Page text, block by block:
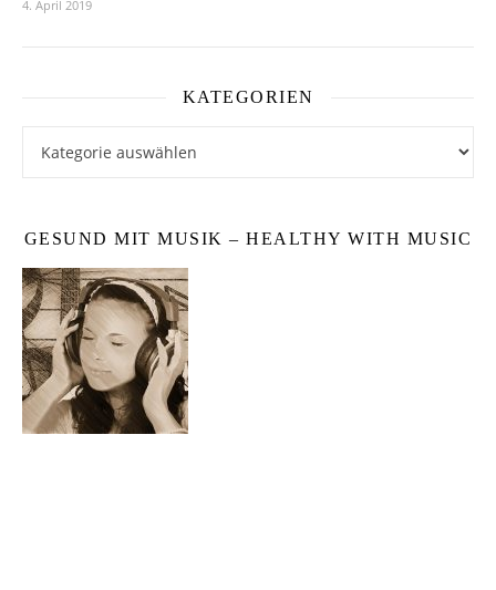
4. April 2019
KATEGORIEN
GESUND MIT MUSIK – HEALTHY WITH MUSIC